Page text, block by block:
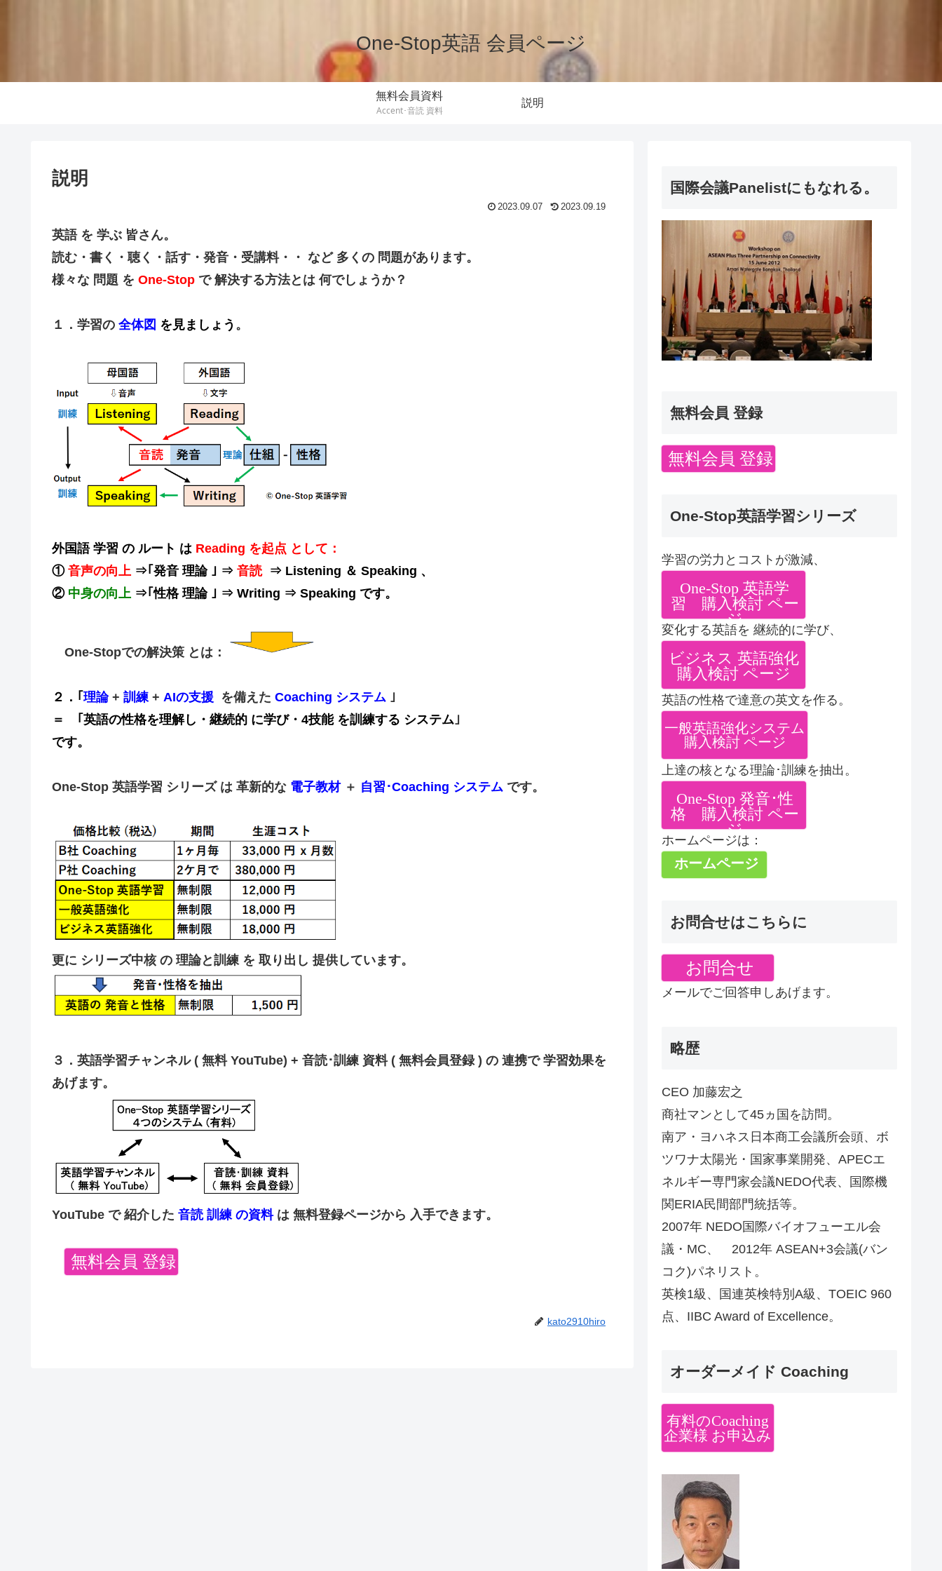
One-Stop英語 会員ページ
無料会員資料
Accent･音読 資料
説明
説明
2023.09.07 2023.09.19
英語 を 学ぶ 皆さん。
読む・書く・聴く・話す・発音・受講料・・ など 多くの 問題があります。
様々な 問題 を One-Stop で 解決する方法とは 何でしょうか？
１．学習の 全体図 を見ましょう 。
外国語 学習 の ルート は Reading を起点 として：
① 音声の向上 ⇒｢発音 理論 ｣ ⇒ 音読 ⇒ Listening ＆ Speaking 、
② 中身の向上 ⇒｢性格 理論 ｣ ⇒ Writing ⇒ Speaking です。
One-Stopでの解決策 とは：
２．｢ 理論+ 訓練+ AIの支援 を備えた Coaching システム ｣
＝ ｢英語の性格を理解し・ 継続的 に学び・ 4技能を訓練する システム｣
です。
One-Stop 英語学習 シリーズ は 革新的な 電子教材 ＋ 自習･Coaching システム です。
更に シリーズ中核 の 理論と訓練 を 取り出し 提供しています。
３．英語学習チャンネル ( 無料 YouTube) + 音読･訓練 資料 ( 無料会員登録 ) の 連携で 学習効果を
あげます。
YouTube で 紹介した 音読 訓練 の資料は 無料登録ページから 入手できます。
無料会員 登録
kato2910hiro
国際会議Panelistにもなれる。
無料会員 登録
無料会員 登録
One-Stop英語学習シリーズ
学習の労力とコストが激減、
One-Stop 英語学
習 購入検討 ペー
ジ
変化する英語を 継続的に学び、
ビジネス 英語強化
購入検討 ページ
英語の性格で達意の英文を作る。
一般英語強化システム
購入検討 ページ
上達の核となる理論･訓練を抽出。
One-Stop 発音･性
格 購入検討 ペー
ジ
ホームページは：
ホームページ
お問合せはこちらに
お問合せ
メールでご回答申しあげます。
略歴
CEO 加藤宏之
商社マンとして45ヵ国を訪問。
南ア・ヨハネス日本商工会議所会頭、ボ
ツワナ太陽光・国家事業開発、APECエ
ネルギー専門家会議NEDO代表、国際機
関ERIA民間部門統括等。
2007年 NEDO国際バイオフューエル会
議・MC、 2012年 ASEAN+3会議(バン
コク)パネリスト。
英検1級、国連英検特別A級、TOEIC 960
点、IIBC Award of Excellence。
オーダーメイド Coaching
有料のCoaching
企業様 お申込み